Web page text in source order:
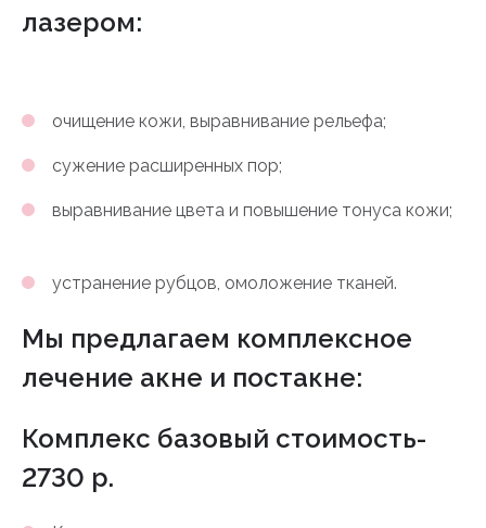
лазером:
очищение кожи, выравнивание рельефа;
сужение расширенных пор;
выравнивание цвета и повышение тонуса кожи;
устранение рубцов, омоложение тканей.
Мы предлагаем комплексное
лечение акне и постакне:
Комплекс базовый стоимость-
2730 р.